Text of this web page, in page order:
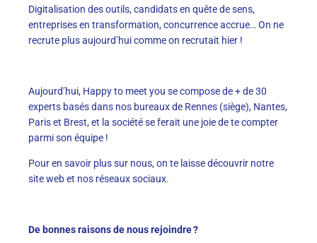
Digitalisation des outils, candidats en quête de sens,
entreprises en transformation, concurrence accrue… On ne
recrute plus aujourd’hui comme on recrutait hier !
Aujourd’hui, Happy to meet you se compose de + de 30
experts basés dans nos bureaux de Rennes (siège), Nantes,
Paris et Brest, et la société se ferait une joie de te compter
parmi son équipe !
Pour en savoir plus sur nous, on te laisse découvrir notre
site web et nos réseaux sociaux.
De bonnes raisons de nous rejoindre ?